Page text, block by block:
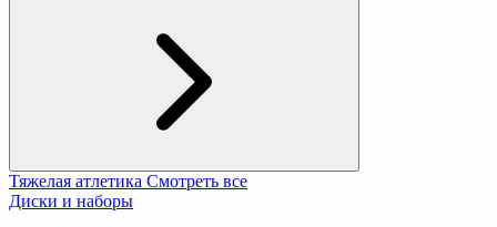
Тяжелая атлетика Смотреть все
Диски и наборы